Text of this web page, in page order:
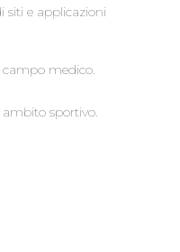
siti e applicazioni
campo medico.
sportivo.